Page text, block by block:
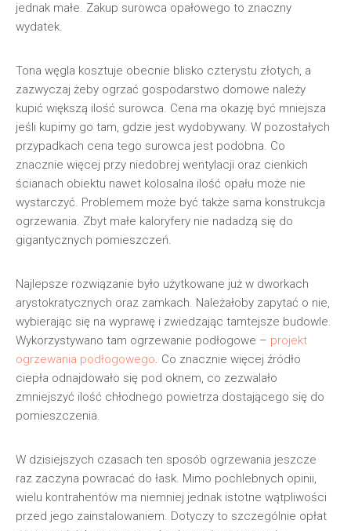
jednak małe. Zakup surowca opałowego to znaczny
wydatek.
Tona węgla kosztuje obecnie blisko czterystu złotych, a
zazwyczaj żeby ogrzać gospodarstwo domowe należy
kupić większą ilość surowca. Cena ma okazję być mniejsza
jeśli kupimy go tam, gdzie jest wydobywany. W pozostałych
przypadkach cena tego surowca jest podobna. Co
znacznie więcej przy niedobrej wentylacji oraz cienkich
ścianach obiektu nawet kolosalna ilość opału może nie
wystarczyć. Problemem może być także sama konstrukcja
ogrzewania. Zbyt małe kaloryfery nie nadadzą się do
gigantycznych pomieszczeń.
Najlepsze rozwiązanie było użytkowane już w dworkach
arystokratycznych oraz zamkach. Należałoby zapytać o nie,
wybierając się na wyprawę i zwiedzając tamtejsze budowle.
Wykorzystywano tam ogrzewanie podłogowe – projekt
ogrzewania podłogowego. Co znacznie więcej źródło
ciepła odnajdowało się pod oknem, co zezwalało
zmniejszyć ilość chłodnego powietrza dostającego się do
pomieszczenia.
W dzisiejszych czasach ten sposób ogrzewania jeszcze
raz zaczyna powracać do łask. Mimo pochlebnych opinii,
wielu kontrahentów ma niemniej jednak istotne wątpliwości
przed jego zainstalowaniem. Dotyczy to szczególnie opłat